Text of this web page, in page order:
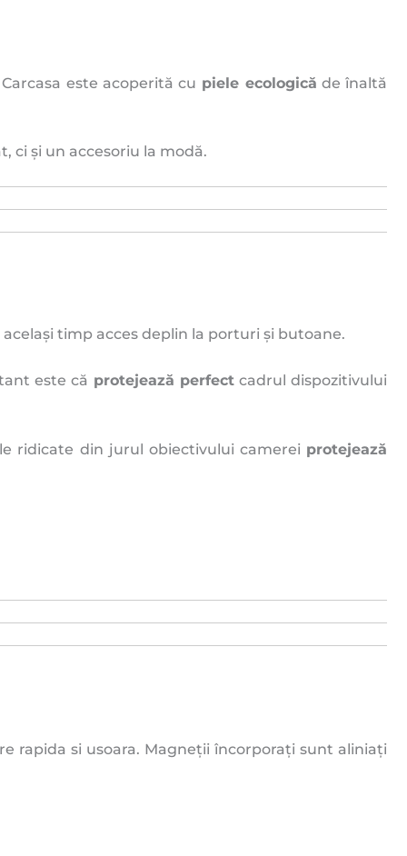
este acoperită cu piele ecologică de înaltă
ci și un accesoriu la modă.
timp acces deplin la porturi și butoane.
este că protejează perfectcadrul dispozitivului
ridicate din jurul obiectivului camerei protejează
rapida si usoara. Magneții încorporați sunt aliniați